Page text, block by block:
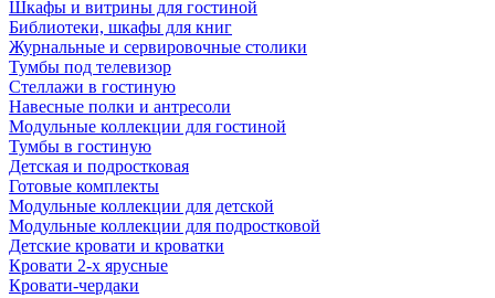
Шкафы и витрины для гостиной
Библиотеки, шкафы для книг
Журнальные и сервировочные столики
Тумбы под телевизор
Стеллажи в гостиную
Навесные полки и антресоли
Модульные коллекции для гостиной
Тумбы в гостиную
Детская и подростковая
Готовые комплекты
Модульные коллекции для детской
Модульные коллекции для подростковой
Детские кровати и кроватки
Кровати 2-х ярусные
Кровати-чердаки